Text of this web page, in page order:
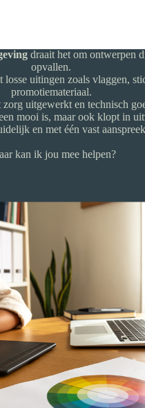
draait het om ontwerpen
opvallen.
uitingen zoals vlaggen,
promotiemateriaal.
uitgewerkt en technisch
mooi is, maar ook klopt in
en met één vast
kan ik jou mee helpen?